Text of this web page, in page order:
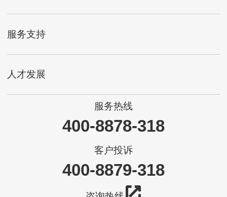
服务支持
人才发展
服务热线
400-8878-318
客户投诉
400-8879-318